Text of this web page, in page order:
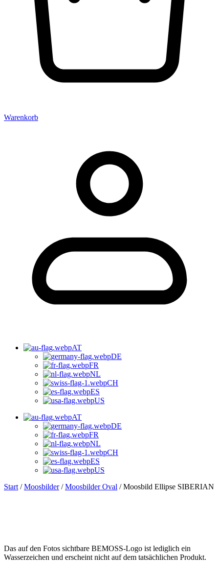
Warenkorb
AT
DE
FR
NL
CH
ES
US
AT
DE
FR
NL
CH
ES
US
Start /Moosbilder/Moosbilder Oval / Moosbild Ellipse SIBERIAN
Das auf den Fotos sichtbare BEMOSS-Logo ist lediglich ein
Wasserzeichen und erscheint nicht auf dem tatsächlichen Produkt.